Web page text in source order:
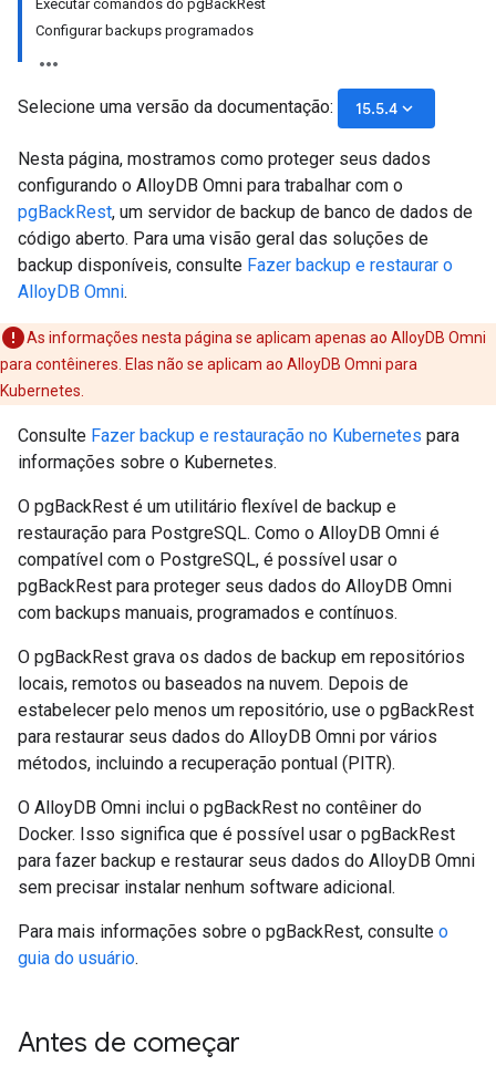
Executar comandos do pgBackRest
Configurar backups programados
Selecione uma versão da documentação: 15.5.4 keyboard_arrow_down
Nesta página, mostramos como proteger seus dados
configurando o AlloyDB Omni para trabalhar com o
pgBackRest, um servidor de backup de banco de dados de
código aberto. Para uma visão geral das soluções de
backup disponíveis, consulte Fazer backup e restaurar o
AlloyDB Omni.
As informações nesta página se aplicam apenas ao AlloyDB Omni
para contêineres. Elas não se aplicam ao AlloyDB Omni para
Kubernetes.
Consulte Fazer backup e restauração no Kubernetes para
informações sobre o Kubernetes.
O pgBackRest é um utilitário flexível de backup e
restauração para PostgreSQL. Como o AlloyDB Omni é
compatível com o PostgreSQL, é possível usar o
pgBackRest para proteger seus dados do AlloyDB Omni
com backups manuais, programados e contínuos.
O pgBackRest grava os dados de backup em repositórios
locais, remotos ou baseados na nuvem. Depois de
estabelecer pelo menos um repositório, use o pgBackRest
para restaurar seus dados do AlloyDB Omni por vários
métodos, incluindo a recuperação pontual (PITR).
O AlloyDB Omni inclui o pgBackRest no contêiner do
Docker. Isso significa que é possível usar o pgBackRest
para fazer backup e restaurar seus dados do AlloyDB Omni
sem precisar instalar nenhum software adicional.
Para mais informações sobre o pgBackRest, consulte o
guia do usuário.
Antes de começar